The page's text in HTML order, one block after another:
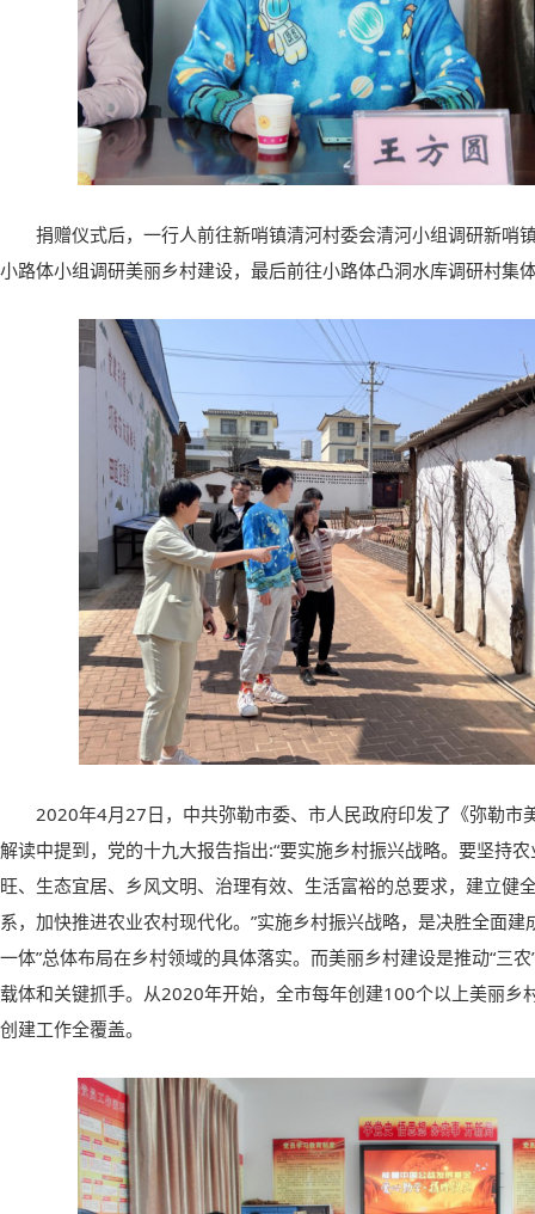
捐赠仪式后，一行人前往新哨镇清河村委会清河小组调研新哨
小路体小组调研美丽乡村建设，最后前往小路体凸洞水库调研村集
2020年4月27日，中共弥勒市委、市人民政府印发了《弥勒市
解读中提到，党的十九大报告指出:“要实施乡村振兴战略。要坚持
旺、生态宜居、乡风文明、治理有效、生活富裕的总要求，建立健
系，加快推进农业农村现代化。”实施乡村振兴战略，是决胜全面建
一体”总体布局在乡村领域的具体落实。而美丽乡村建设是推动“三
载体和关键抓手。从2020年开始，全市每年创建100个以上美丽乡
创建工作全覆盖。